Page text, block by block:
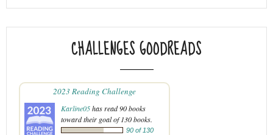
CHALLENGES GOODREADS
2023 Reading Challenge
Karline05has read 90 books
toward their goal of 130 books.
90 of 130